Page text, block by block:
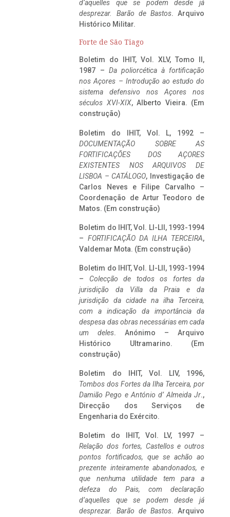
d’aquelles que se podem desde já
desprezar. Barão de Bastos. Arquivo
Histórico Militar.
Forte de São Tiago
Boletim do IHIT, Vol. XLV, Tomo II,
1987 – Da poliorcética à fortificação
nos Açores – Introdução ao estudo do
sistema defensivo nos Açores nos
séculos XVI-XIX, Alberto Vieira. (Em
construção)
Boletim do IHIT, Vol. L, 1992 –
DOCUMENTAÇÃO SOBRE AS
FORTIFICAÇÕES DOS AÇORES
EXISTENTES NOS ARQUIVOS DE
LISBOA – CATÁLOGO, Investigação de
Carlos Neves e Filipe Carvalho –
Coordenação de Artur Teodoro de
Matos. (Em construção)
Boletim do IHIT, Vol. LI-LII, 1993-1994
– FORTIFICAÇÃO DA ILHA TERCEIRA,
Valdemar Mota. (Em construção)
Boletim do IHIT, Vol. LI-LII, 1993-1994
– Colecção de todos os fortes da
jurisdição da Villa da Praia e da
jurisdição da cidade na ilha Terceira,
com a indicação da importância da
despesa das obras necessárias em cada
um deles. Anónimo – Arquivo
Histórico Ultramarino. (Em
construção)
Boletim do IHIT, Vol. LIV, 1996,
Tombos dos Fortes da Ilha Terceira, por
Damião Pego e António d’ Almeida Jr.,
Direcção dos Serviços de
Engenharia do Exército.
Boletim do IHIT, Vol. LV, 1997 –
Relação dos fortes, Castellos e outros
pontos fortificados, que se achão ao
prezente inteiramente abandonados, e
que nenhuma utilidade tem para a
defeza do Pais, com declaração
d’aquelles que se podem desde já
desprezar. Barão de Bastos. Arquivo